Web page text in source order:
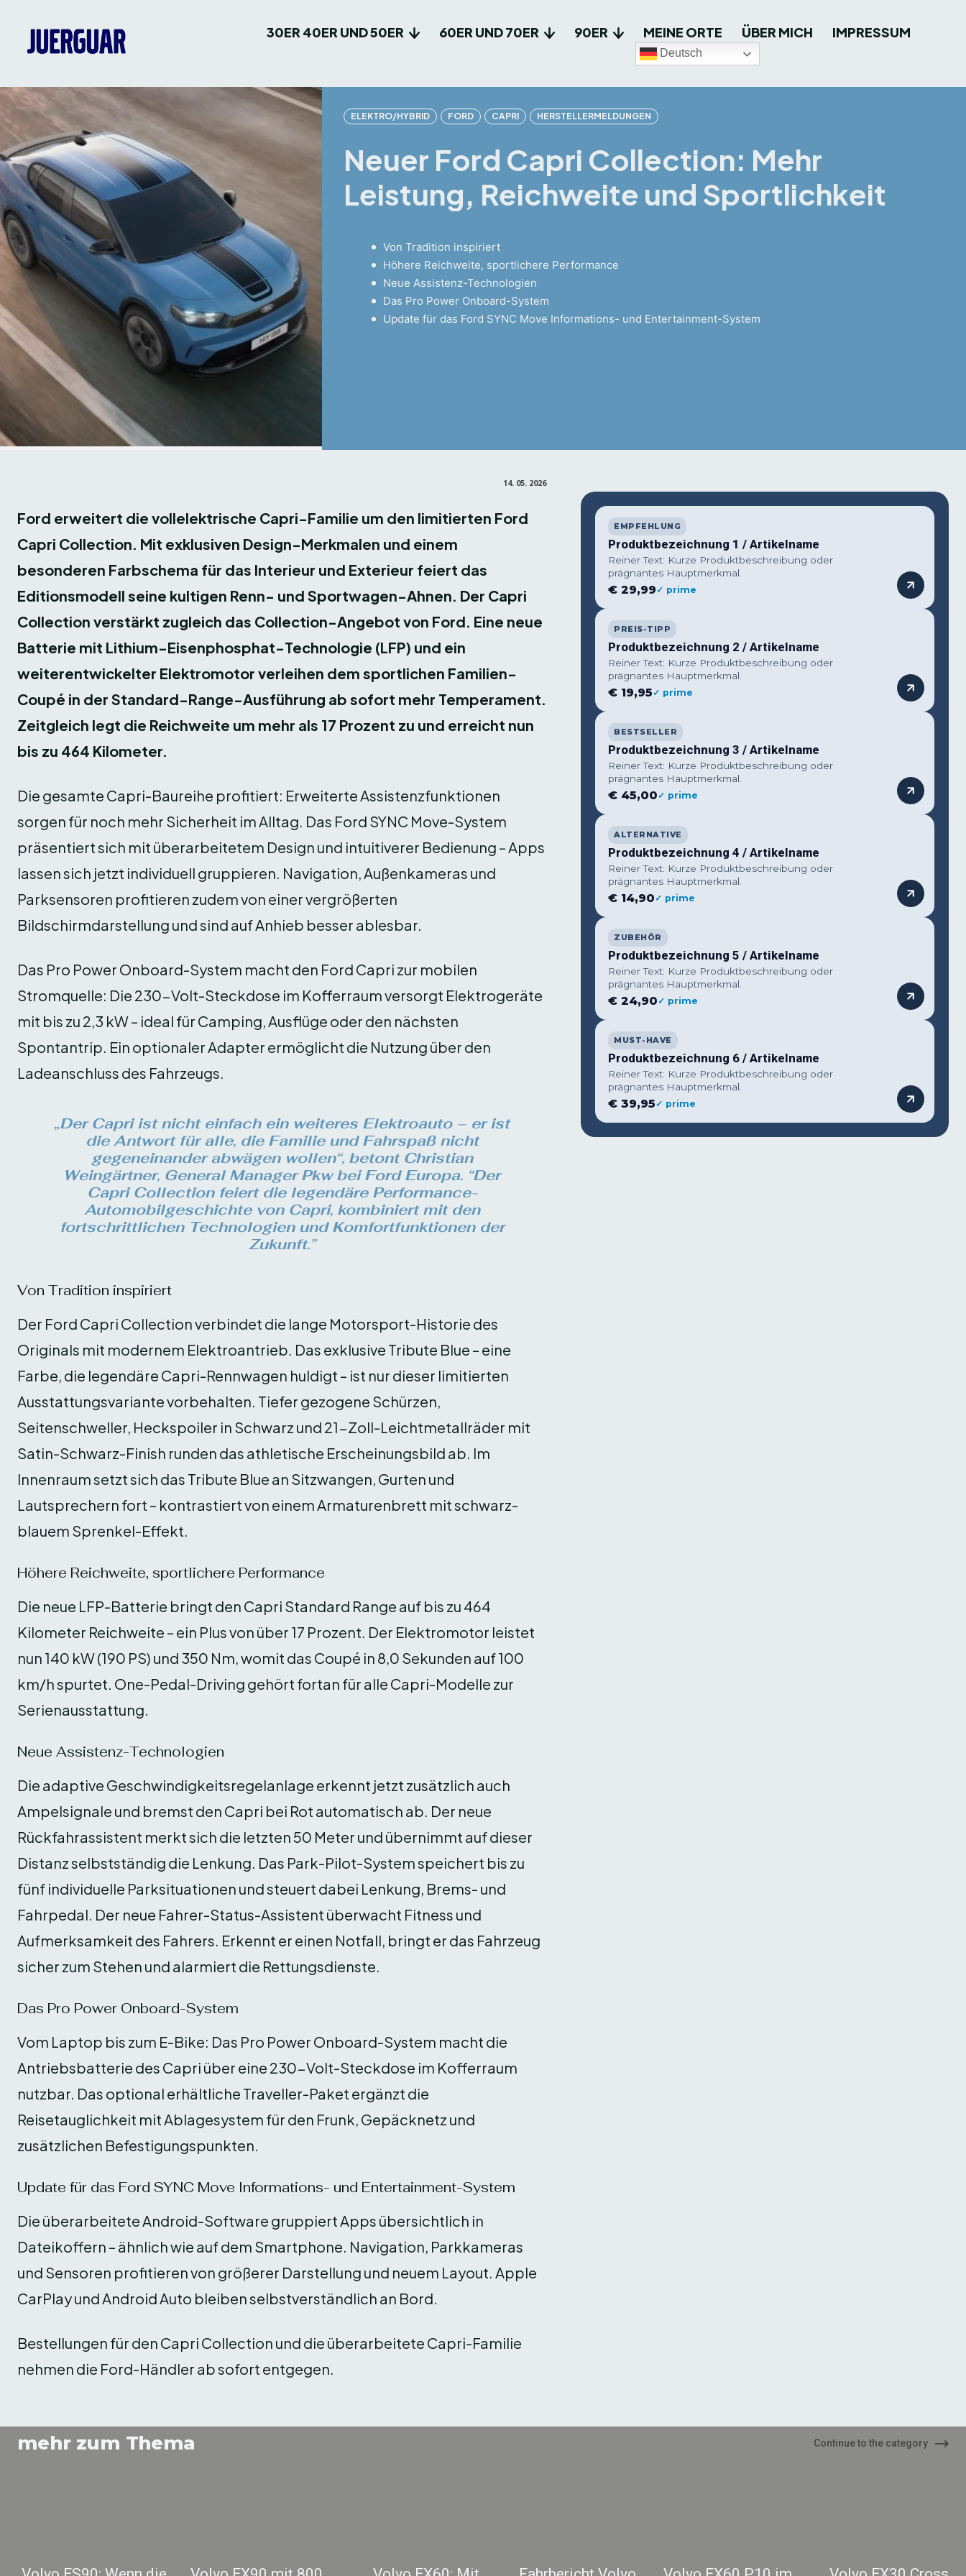
30ER 40ER UND 50ER 60ER UND 70ER 90ER MEINE ORTE ÜBER MICH IMPRESSUM
Deutsch
ELEKTRO/HYBRID FORD CAPRI HERSTELLERMELDUNGEN
Neuer Ford Capri Collection: Mehr
Leistung, Reichweite und Sportlichkeit
Von Tradition inspiriert
Höhere Reichweite, sportlichere Performance
Neue Assistenz-Technologien
Das Pro Power Onboard-System
Update für das Ford SYNC Move Informations- und Entertainment-System
14. 05. 2026
Ford erweitert die vollelektrische Capri-Familie um den limitierten Ford
Capri Collection. Mit exklusiven Design-Merkmalen und einem
besonderen Farbschema für das Interieur und Exterieur feiert das
Editionsmodell seine kultigen Renn- und Sportwagen-Ahnen. Der Capri
Collection verstärkt zugleich das Collection-Angebot von Ford. Eine neue
Batterie mit Lithium-Eisenphosphat-Technologie (LFP) und ein
weiterentwickelter Elektromotor verleihen dem sportlichen Familien-
Coupé in der Standard-Range-Ausführung ab sofort mehr Temperament.
Zeitgleich legt die Reichweite um mehr als 17 Prozent zu und erreicht nun
bis zu 464 Kilometer.
Die gesamte Capri-Baureihe profitiert: Erweiterte Assistenzfunktionen
sorgen für noch mehr Sicherheit im Alltag. Das Ford SYNC Move-System
präsentiert sich mit überarbeitetem Design und intuitiverer Bedienung – Apps
lassen sich jetzt individuell gruppieren. Navigation, Außenkameras und
Parksensoren profitieren zudem von einer vergrößerten
Bildschirmdarstellung und sind auf Anhieb besser ablesbar.
Das Pro Power Onboard-System macht den Ford Capri zur mobilen
Stromquelle: Die 230-Volt-Steckdose im Kofferraum versorgt Elektrogeräte
mit bis zu 2,3 kW – ideal für Camping, Ausflüge oder den nächsten
Spontantrip. Ein optionaler Adapter ermöglicht die Nutzung über den
Ladeanschluss des Fahrzeugs.
„Der Capri ist nicht einfach ein weiteres Elektroauto – er ist
die Antwort für alle, die Familie und Fahrspaß nicht
gegeneinander abwägen wollen“, betont Christian
Weingärtner, General Manager Pkw bei Ford Europa. “Der
Capri Collection feiert die legendäre Performance-
Automobilgeschichte von Capri, kombiniert mit den
fortschrittlichen Technologien und Komfortfunktionen der
Zukunft.”
Von Tradition inspiriert
Der Ford Capri Collection verbindet die lange Motorsport-Historie des
Originals mit modernem Elektroantrieb. Das exklusive Tribute Blue – eine
Farbe, die legendäre Capri-Rennwagen huldigt – ist nur dieser limitierten
Ausstattungsvariante vorbehalten. Tiefer gezogene Schürzen,
Seitenschweller, Heckspoiler in Schwarz und 21-Zoll-Leichtmetallräder mit
Satin-Schwarz-Finish runden das athletische Erscheinungsbild ab. Im
Innenraum setzt sich das Tribute Blue an Sitzwangen, Gurten und
Lautsprechern fort – kontrastiert von einem Armaturenbrett mit schwarz-
blauem Sprenkel-Effekt.
Höhere Reichweite, sportlichere Performance
Die neue LFP-Batterie bringt den Capri Standard Range auf bis zu 464
Kilometer Reichweite – ein Plus von über 17 Prozent. Der Elektromotor leistet
nun 140 kW (190 PS) und 350 Nm, womit das Coupé in 8,0 Sekunden auf 100
km/h spurtet. One-Pedal-Driving gehört fortan für alle Capri-Modelle zur
Serienausstattung.
Neue Assistenz-Technologien
Die adaptive Geschwindigkeitsregelanlage erkennt jetzt zusätzlich auch
Ampelsignale und bremst den Capri bei Rot automatisch ab. Der neue
Rückfahrassistent merkt sich die letzten 50 Meter und übernimmt auf dieser
Distanz selbstständig die Lenkung. Das Park-Pilot-System speichert bis zu
fünf individuelle Parksituationen und steuert dabei Lenkung, Brems- und
Fahrpedal. Der neue Fahrer-Status-Assistent überwacht Fitness und
Aufmerksamkeit des Fahrers. Erkennt er einen Notfall, bringt er das Fahrzeug
sicher zum Stehen und alarmiert die Rettungsdienste.
Das Pro Power Onboard-System
Vom Laptop bis zum E-Bike: Das Pro Power Onboard-System macht die
Antriebsbatterie des Capri über eine 230-Volt-Steckdose im Kofferraum
nutzbar. Das optional erhältliche Traveller-Paket ergänzt die
Reisetauglichkeit mit Ablagesystem für den Frunk, Gepäcknetz und
zusätzlichen Befestigungspunkten.
Update für das Ford SYNC Move Informations- und Entertainment-System
Die überarbeitete Android-Software gruppiert Apps übersichtlich in
Dateikoffern – ähnlich wie auf dem Smartphone. Navigation, Parkkameras
und Sensoren profitieren von größerer Darstellung und neuem Layout. Apple
CarPlay und Android Auto bleiben selbstverständlich an Bord.
Bestellungen für den Capri Collection und die überarbeitete Capri-Familie
nehmen die Ford-Händler ab sofort entgegen.
EMPFEHLUNG
Produktbezeichnung 1 / Artikelname
Reiner Text: Kurze Produktbeschreibung oder
prägnantes Hauptmerkmal.
€ 29,99✓ prime
PREIS-TIPP
Produktbezeichnung 2 / Artikelname
Reiner Text: Kurze Produktbeschreibung oder
prägnantes Hauptmerkmal.
€ 19,95✓ prime
BESTSELLER
Produktbezeichnung 3 / Artikelname
Reiner Text: Kurze Produktbeschreibung oder
prägnantes Hauptmerkmal.
€ 45,00✓ prime
ALTERNATIVE
Produktbezeichnung 4 / Artikelname
Reiner Text: Kurze Produktbeschreibung oder
prägnantes Hauptmerkmal.
€ 14,90✓ prime
ZUBEHÖR
Produktbezeichnung 5 / Artikelname
Reiner Text: Kurze Produktbeschreibung oder
prägnantes Hauptmerkmal.
€ 24,90✓ prime
MUST-HAVE
Produktbezeichnung 6 / Artikelname
Reiner Text: Kurze Produktbeschreibung oder
prägnantes Hauptmerkmal.
€ 39,95✓ prime
mehr zum Thema Continue to the category